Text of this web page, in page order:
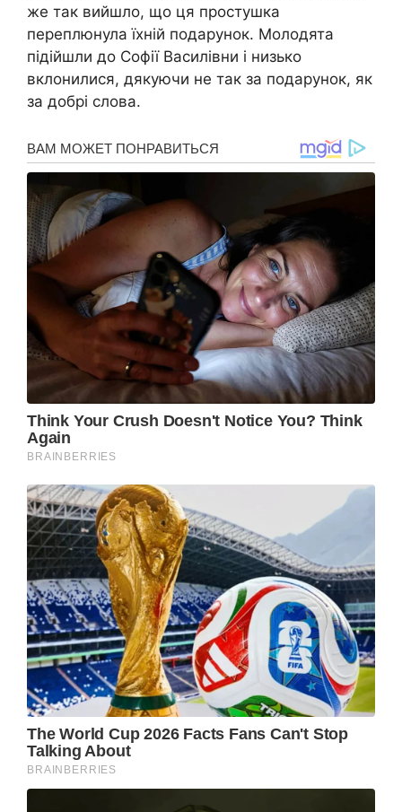
же так вийшло, що ця простушка
переплюнула їхній подарунок. Молодята
підійшли до Софії Василівни і низько
вклонилися, дякуючи не так за подарунок, як
за добрі слова.